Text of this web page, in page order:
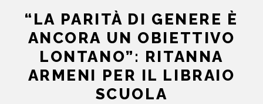
AUTORI
EVENTI
NEWS
“LA PARITÀ DI GENERE È
ANCORA UN OBIETTIVO
LONTANO”: RITANNA
ARMENI PER IL LIBRAIO
SCUOLA